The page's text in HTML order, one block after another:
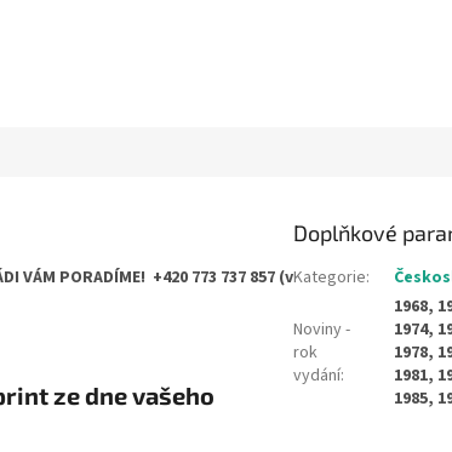
VÁM PORADÍME! +420 773 737 857 (v
ze dne vašeho
Doplňkové
Kategorie:
Noviny -
rok
vydání:
1968,
1974,
1978,
1981,
1985,